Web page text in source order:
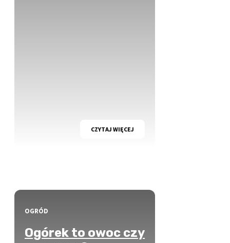
CZYTAJ WIĘCEJ
OGRÓD
Ogórek to owoc czy